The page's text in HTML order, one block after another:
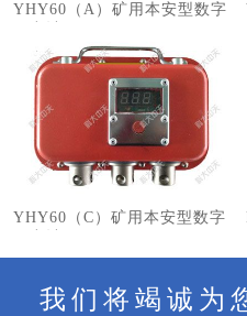
YHY60（A）矿用本安型数字
YHY60（C）矿用本安型数字
我们将竭诚为